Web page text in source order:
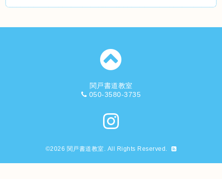
関戸書道教室
050-3580-3735
©2026 関戸書道教室. All Rights Reserved.